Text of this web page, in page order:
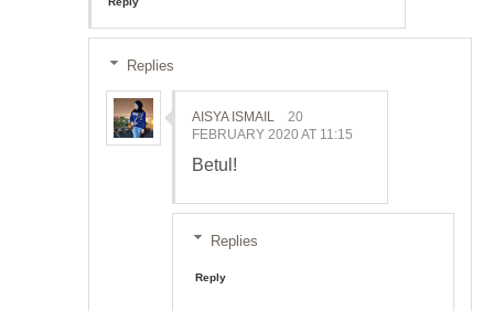
Replies
AISYA ISMAIL
20
FEBRUARY 2020 AT 11:15
Betul!
Replies
Reply